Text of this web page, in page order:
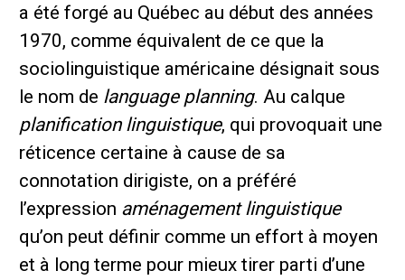
a été forgé au Québec au début des années
1970, comme équivalent de ce que la
sociolinguistique américaine désignait sous
le nom de language planning. Au calque
planification linguistique, qui provoquait une
réticence certaine à cause de sa
connotation dirigiste, on a préféré
l’expression aménagement linguistique
qu’on peut définir comme un effort à moyen
et à long terme pour mieux tirer parti d’une